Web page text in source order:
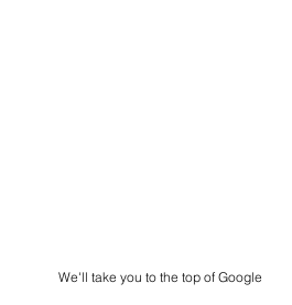
We'll take you to the top of Google